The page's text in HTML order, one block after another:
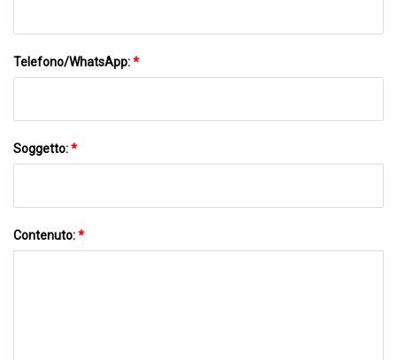
Telefono/WhatsApp:*
Soggetto:*
Contenuto:*